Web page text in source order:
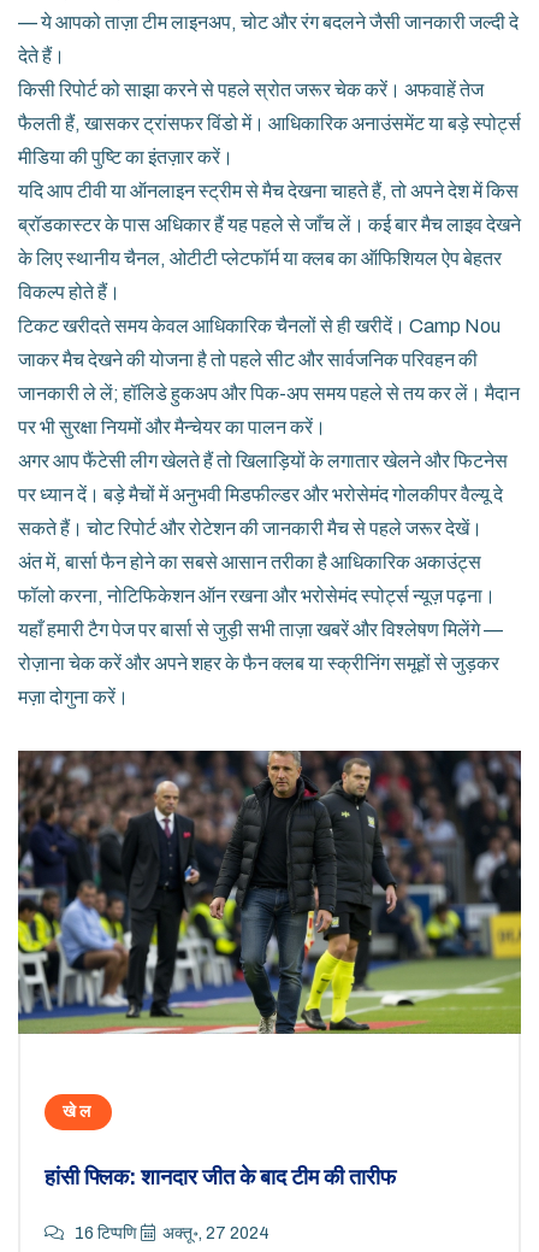
— ये आपको ताज़ा टीम लाइनअप, चोट और रंग बदलने जैसी जानकारी जल्दी दे
देते हैं।
किसी रिपोर्ट को साझा करने से पहले स्रोत जरूर चेक करें। अफवाहें तेज
फैलती हैं, खासकर ट्रांसफर विंडो में। आधिकारिक अनाउंसमेंट या बड़े स्पोर्ट्स
मीडिया की पुष्टि का इंतज़ार करें।
यदि आप टीवी या ऑनलाइन स्ट्रीम से मैच देखना चाहते हैं, तो अपने देश में किस
ब्रॉडकास्टर के पास अधिकार हैं यह पहले से जाँच लें। कई बार मैच लाइव देखने
के लिए स्थानीय चैनल, ओटीटी प्लेटफॉर्म या क्लब का ऑफिशियल ऐप बेहतर
विकल्प होते हैं।
टिकट खरीदते समय केवल आधिकारिक चैनलों से ही खरीदें। Camp Nou
जाकर मैच देखने की योजना है तो पहले सीट और सार्वजनिक परिवहन की
जानकारी ले लें; हॉलिडे हुकअप और पिक-अप समय पहले से तय कर लें। मैदान
पर भी सुरक्षा नियमों और मैन्चेयर का पालन करें।
अगर आप फैंटेसी लीग खेलते हैं तो खिलाड़ियों के लगातार खेलने और फिटनेस
पर ध्यान दें। बड़े मैचों में अनुभवी मिडफील्डर और भरोसेमंद गोलकीपर वैल्यू दे
सकते हैं। चोट रिपोर्ट और रोटेशन की जानकारी मैच से पहले जरूर देखें।
अंत में, बार्सा फैन होने का सबसे आसान तरीका है आधिकारिक अकाउंट्स
फॉलो करना, नोटिफिकेशन ऑन रखना और भरोसेमंद स्पोर्ट्स न्यूज़ पढ़ना।
यहाँ हमारी टैग पेज पर बार्सा से जुड़ी सभी ताज़ा खबरें और विश्लेषण मिलेंगे —
रोज़ाना चेक करें और अपने शहर के फैन क्लब या स्क्रीनिंग समूहों से जुड़कर
मज़ा दोगुना करें।
खेल
हांसी फ्लिक: शानदार जीत के बाद टीम की तारीफ
16 टिप्पणि अक्तू॰, 27 2024